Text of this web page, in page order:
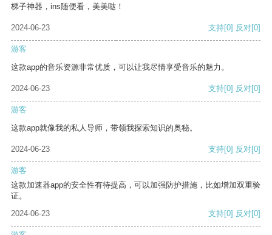
梯子神器，ins随便看，美美哒！
2024-06-23 支持[0] 反对[0]
游客
这款app的音乐资源非常优质，可以让我尽情享受音乐的魅力。
2024-06-23 支持[0] 反对[0]
游客
这款app就像我的私人导师，带领我探索知识的奥秘。
2024-06-23 支持[0] 反对[0]
游客
这款加速器app的安全性有待提高，可以加强防护措施，比如增加双重验
证。
2024-06-23
支持[0] 反对[0]